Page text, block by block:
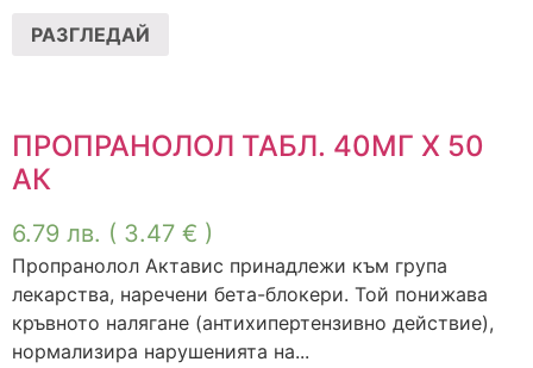
РАЗГЛЕДАЙ
ПРОПРАНОЛОЛ ТАБЛ. 40МГ Х 50
АК
6.79 лв. ( 3.47 € )
Пропранолол Актавис принадлежи към група
лекарства, наречени бета-блокери. Той понижава
кръвното налягане (антихипертензивно действие),
нормализира нарушенията на...